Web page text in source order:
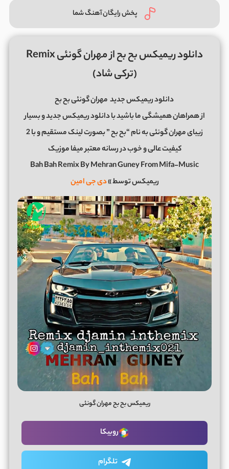
پخش رایگان آهنگ شما
دانلود ریمیکس بح بح از مهران گونئی Remix
(ترکی شاد)
دانلود ریمیکس جدید مهران گونئی بح بح
از همراهان همیشگی ما باشید با دانلود ریمیکس جدید و بسیار
زیبای مهران گونئی به نام “بح بح ” بصورت لینک مستقیم و با 2
کیفیت عالی و خوب در رسانه معتبر میفا موزیک
Bah Bah Remix By Mehran Guney From Mifa-Music
ریمیکس توسط »دی جی امین
ریمیکس بح بح مهران گونئی
روبیکا
تلگرام